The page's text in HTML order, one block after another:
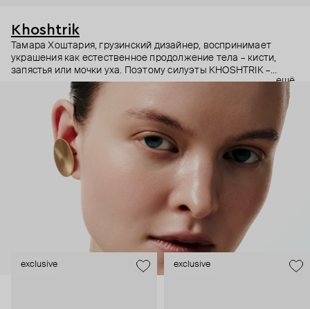
Khoshtrik
Тамара Хоштария, грузинский дизайнер, воспринимает
украшения как естественное продолжение тела – кисти,
запястья или мочки уха. Поэтому силуэты KHOSHTRIK –
будто застывшие в серебре движения рук и пальцев,
плавные и геометричные.
И в этом подходе есть что-то скульптурное. Поэтому за
легкостью силуэтов – буквально архитектурные расчеты,
гармония формы и содержания, желание создавать
украшения вне времени и трендов.
ещё
exclusive exclusive